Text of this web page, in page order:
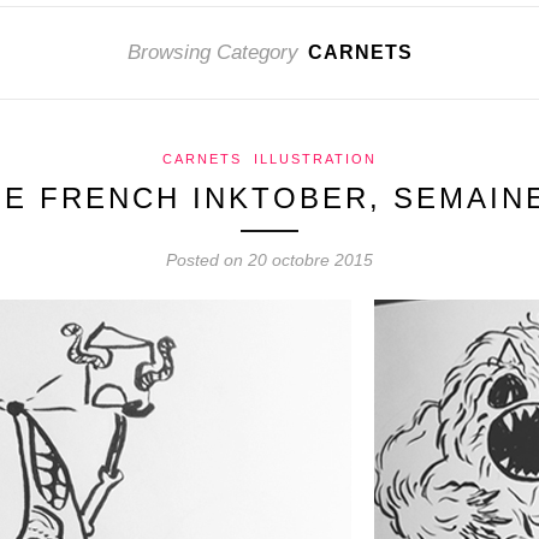
Browsing Category CARNETS
CARNETS ILLUSTRATION
FRENCH INKTOBER,
Posted on 20 octobre 2015